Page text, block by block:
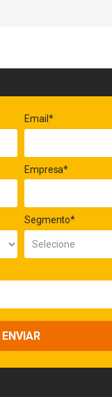
Email*
Empresa*
Segmento*
ENVIAR